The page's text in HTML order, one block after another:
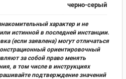
черно-серый
характер и не
истинной в последней инстанции.
(если заявлена) могут отличаться
ориентировочный
за собой право менять
в том числе в инструкциях
подтверждение значений